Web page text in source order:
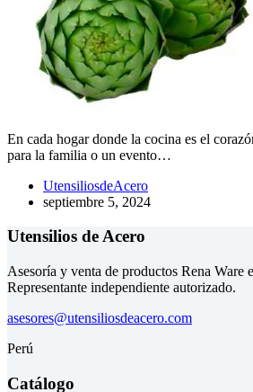
En cada hogar donde la cocina es el
para la familia o un evento…
UtensiliosdeAcero
septiembre 5, 2024
Utensilios de Acero
Asesoría y venta de productos Rena Ware
Representante independiente autorizado.
asesores@utensiliosdeacero.com
Perú
Catálogo